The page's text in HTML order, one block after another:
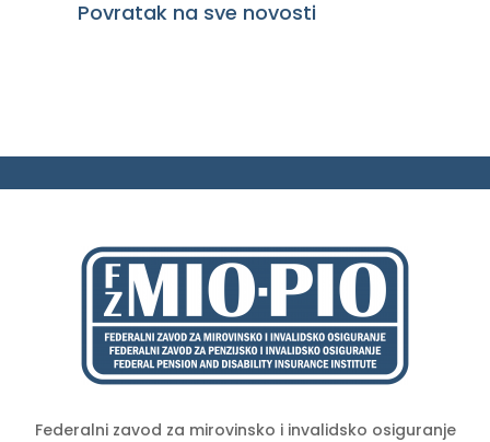
Povratak na sve novosti
Federalni zavod za mirovinsko i invalidsko osiguranje